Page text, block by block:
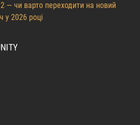
— чи варто переходити на новий
у 2026 році